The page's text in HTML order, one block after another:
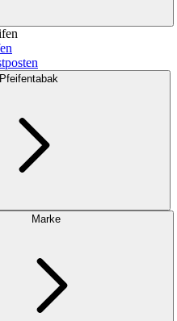
Pfeifentabak
Marke